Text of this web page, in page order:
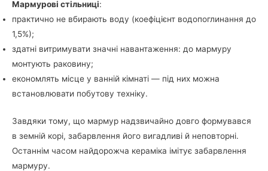
Мармурові стільниці:
практично не вбирають воду (коефіцієнт водопоглинання до
1,5%);
здатні витримувати значні навантаження: до мармуру
монтують раковину;
економлять місце у ванній кімнаті — під них можна
встановлювати побутову техніку.
Завдяки тому, що мармур надзвичайно довго формувався
в земній корі, забарвлення його вигадливі й неповторні.
Останнім часом найдорожча кераміка імітує забарвлення
мармуру.